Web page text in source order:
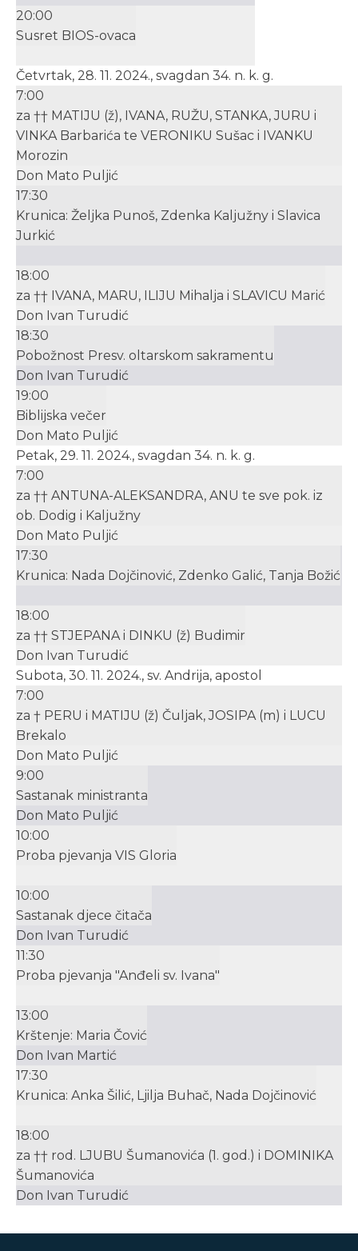
20:00
Susret BIOS-ovaca
Četvrtak, 28. 11. 2024., svagdan 34. n. k. g.
7:00
za †† MATIJU (ž), IVANA, RUŽU, STANKA, JURU i
VINKA Barbarića te VERONIKU Sušac i IVANKU
Morozin
Don Mato Puljić
17:30
Krunica: Željka Punoš, Zdenka Kaljužny i Slavica
Jurkić
18:00
za †† IVANA, MARU, ILIJU Mihalja i SLAVICU Marić
Don Ivan Turudić
18:30
Pobožnost Presv. oltarskom sakramentu
Don Ivan Turudić
19:00
Biblijska večer
Don Mato Puljić
Petak, 29. 11. 2024., svagdan 34. n. k. g.
7:00
za †† ANTUNA-ALEKSANDRA, ANU te sve pok. iz
ob. Dodig i Kaljužny
Don Mato Puljić
17:30
Krunica: Nada Dojčinović, Zdenko Galić, Tanja Božić
18:00
za †† STJEPANA i DINKU (ž) Budimir
Don Ivan Turudić
Subota, 30. 11. 2024., sv. Andrija, apostol
7:00
za † PERU i MATIJU (ž) Čuljak, JOSIPA (m) i LUCU
Brekalo
Don Mato Puljić
9:00
Sastanak ministranta
Don Mato Puljić
10:00
Proba pjevanja VIS Gloria
10:00
Sastanak djece čitača
Don Ivan Turudić
11:30
Proba pjevanja "Anđeli sv. Ivana"
13:00
Krštenje: Maria Čović
Don Ivan Martić
17:30
Krunica: Anka Šilić, Ljilja Buhač, Nada Dojčinović
18:00
za †† rod. LJUBU Šumanovića (1. god.) i DOMINIKA
Šumanovića
Don Ivan Turudić